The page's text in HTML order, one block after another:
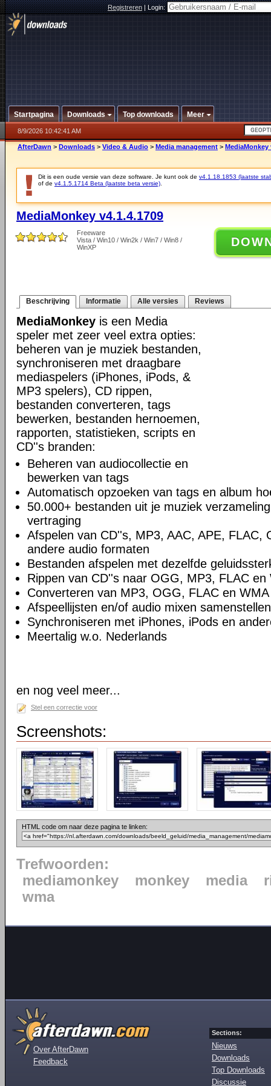
Registreren|Login:
Startpagina Downloads Top downloads Meer
8/9/2026 10:42:41 AM
AfterDawn > Downloads > Video & Audio > Media management > MediaMonkey
Dit is een oude versie van deze software. Je kunt ook de v4.1.18.1853 (laatste
of de v4.1.5.1714 Beta (laatste beta versie)
MediaMonkey v4.1.4.1709
Freeware
Vista / Win10 / Win2k / Win7 / Win8 /
WinXP
Beschrijving Informatie Alle versies Reviews
MediaMonkey is een Media
speler met zeer veel extra opties:
beheren van je muziek bestanden,
synchroniseren met draagbare
mediaspelers (iPhones, iPods, &
MP3 spelers), CD rippen,
bestanden converteren, tags
bewerken, bestanden hernoemen,
rapporten, statistieken, scripts en
CD''s branden:
Beheren van audiocollectie en
bewerken van tags
Automatisch opzoeken van tags en album
50.000+ bestanden uit je muziek
vertraging
Afspelen van CD''s, MP3, AAC, APE, FLAC,
andere audio formaten
Bestanden afspelen met dezelfde
Rippen van CD''s naar OGG, MP3, FLAC en
Converteren van MP3, OGG, FLAC en WMA
Afspeellijsten en/of audio mixen samenstellen
Synchroniseren met iPhones, iPods en
Meertalig w.o. Nederlands
en nog veel meer...
Stel een correctie voor
Screenshots:
HTML code om naar deze pagina te linken:
Trefwoorden:
mediamonkey
monkey media
wma
Over AfterDawn
Feedback
Sections:
Nieuws
Downloads
Top Downloads
Discussie